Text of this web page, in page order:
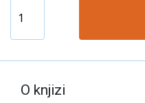
O knjizi